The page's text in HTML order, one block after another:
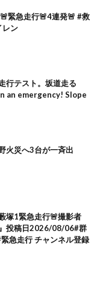
緊急走行🚨4連発🚨 #救
レン
行テスト。坂道走る
an emergency! Slope
火災へ3台が一斉出
塚1緊急走行🚨撮影者
』投稿日2026/08/06#群
急走行 チャンネル登録